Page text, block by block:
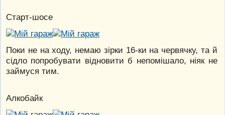
Старт-шосе
Поки не на ходу, немаю зірки 16-ки на червячку, та й
сідло попробувати відновити б непомішало, ніяк не
займуся тим.
Алкобайк